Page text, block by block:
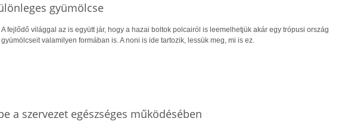
gyümölcse
A fejlődő világgal az is együtt jár, hogy a hazai boltok polcairól is leemelhetjük akár egy trópusi ország
gyümölcseit valamilyen formában is. A noni is ide tartozik, lessük meg, mi is ez.
a szervezet egészséges működésében